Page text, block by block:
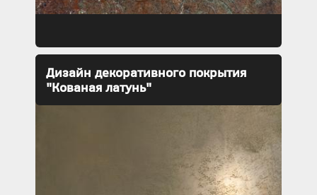
Дизайн декоративного покрытия
"Кованая латунь"